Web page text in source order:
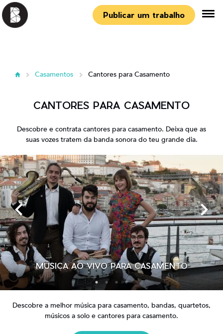
Publicar um trabalho
Casamentos Cantores para Casamento
CANTORES PARA CASAMENTO
Descobre e contrata cantores para casamento. Deixa que as
suas vozes tratem da banda sonora do teu grande dia.
MÚSICA AO VIVO PARA CASAMENTO
Descobre a melhor música para casamento, bandas, quartetos,
músicos a solo e cantores para casamento.